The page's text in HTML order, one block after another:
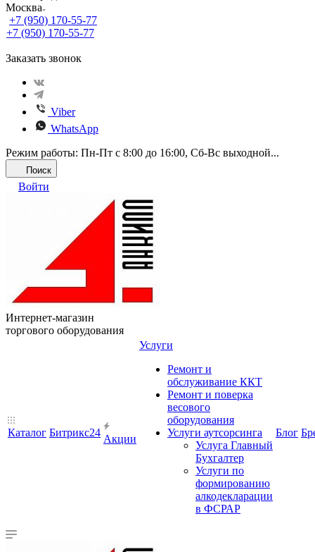
Москва
+7 (950) 170-55-77
+7 (950) 170-55-77
Заказать звонок
Viber
WhatsApp
Режим работы: Пн-Пт с 8:00 до 16:00, Cб-Вс выходной...
Поиск
Войти
Интернет-магазин
торгового оборудования
Каталог Битрикс24
Акции
Услуги
Ремонт и
обслуживание ККТ
Ремонт и поверка
весового
оборудования
Услуги аутсорсинга
Услуга Главный
Бухгалтер
Услуги по
формированию
алкодекларации
в ФСРАР
Блог